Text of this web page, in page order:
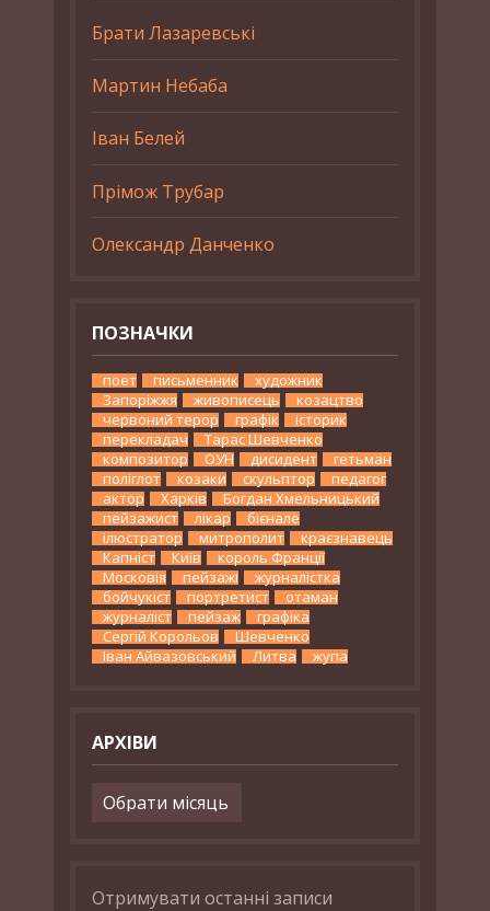
Брати Лазаревські
Мартин Небаба
Іван Белей
Прімож Трубар
Олександр Данченко
ПОЗНАЧКИ
поет письменник
художник
Запоріжжя
живописець
козацтво
червоний терор
графік
історик
перекладач
Тарас Шевченко
композитор
ОУН дисидент
гетьман
поліглот
козаки скульптор
педагог
актор
Харків
Богдан Хмельницький
пейзажист
лікар
бієнале
ілюстратор
митрополит
краєзнавець
Капніст
Київ
король Франції
Московія
пейзажі
журналістка
бойчукіст
портретист
отаман
журналіст
пейзаж
графіка
Сергій Корольов
Шевченко
Іван Айвазовський
Литва жупа
АРХІВИ
Архіви
Отримувати останні записи